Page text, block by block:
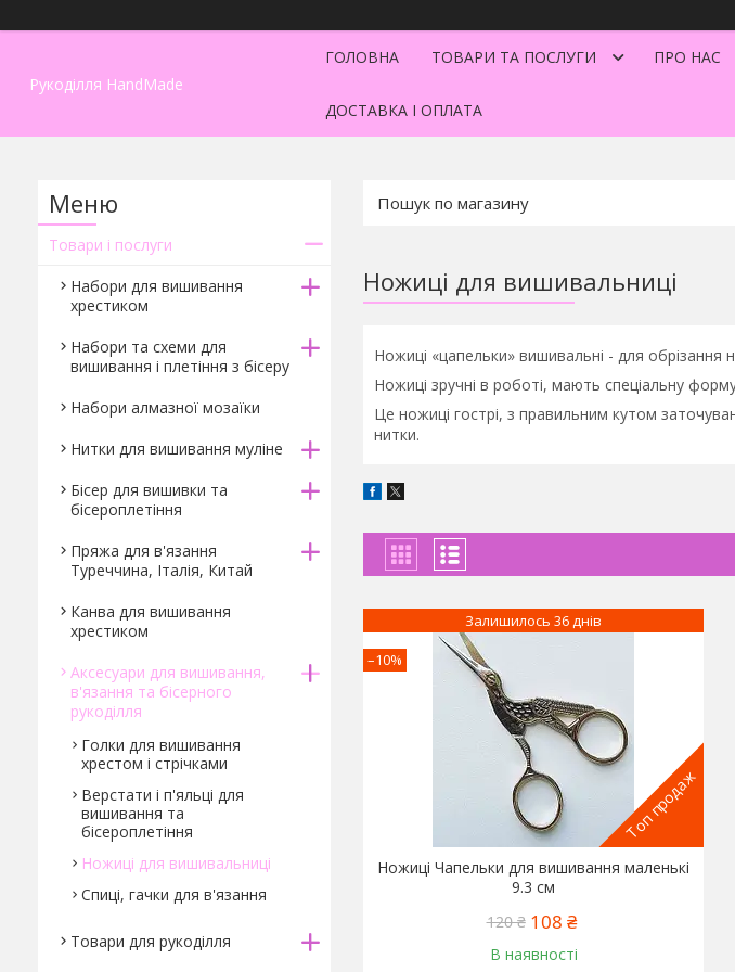
Рукоділля HandMade
ГОЛОВНА ТОВАРИ ТА ПОСЛУГИ ПРО НАС
ДОСТАВКА І ОПЛАТА
Ножиці для вишивальниці
Ножиці «цапельки» вишивальні - для обрізання
Ножиці зручні в роботі, мають спеціальну
Це ножиці гострі, з правильним кутом
нитки.
Топ продаж
–10%
Залишилось 36 днів
Ножиці Чапельки для вишивання маленькі
9.3 см
120 ₴ 108 ₴
В наявності
Товари і послуги
Набори для вишивання
хрестиком
Набори та схеми для
вишивання і плетіння з бісеру
Набори алмазної мозаїки
Нитки для вишивання муліне
Бісер для вишивки та
бісероплетіння
Пряжа для в'язання
Туреччина, Італія, Китай
Канва для вишивання
хрестиком
Аксесуари для вишивання,
в'язання та бісерного
рукоділля
Голки для вишивання
хрестом і стрічками
Верстати і п'яльці для
вишивання та
бісероплетіння
Ножиці для вишивальниці
Спиці, гачки для в'язання
Товари для рукоділля